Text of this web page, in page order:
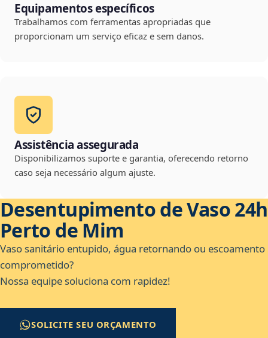
Equipamentos específicos
Trabalhamos com ferramentas apropriadas que
proporcionam um serviço eficaz e sem danos.
Assistência assegurada
Disponibilizamos suporte e garantia, oferecendo retorno
caso seja necessário algum ajuste.
Desentupimento de Vaso 24h
Perto de Mim
Vaso sanitário entupido, água retornando ou escoamento
comprometido?
Nossa equipe soluciona com rapidez!
SOLICITE SEU ORÇAMENTO